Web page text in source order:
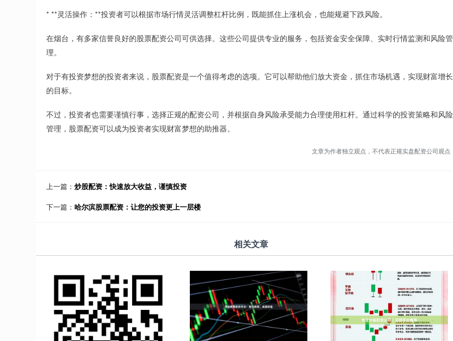
* **灵活操作：**投资者可以根据市场行情灵活调整杠杆比例，既能抓住上涨机会，也能规避下跌风险。
在烟台，有多家信誉良好的股票配资公司可供选择。这些公司提供专业的服务，包括资金安全保障、实时行情监测和风险管
理。
对于有投资梦想的投资者来说，股票配资是一个值得考虑的选项。它可以帮助他们放大资金，抓住市场机遇，实现财富增长
的目标。
不过，投资者也需要谨慎行事，选择正规的配资公司，并根据自身风险承受能力合理使用杠杆。通过科学的投资策略和风险
管理，股票配资可以成为投资者实现财富梦想的助推器。
文章为作者独立观点，不代表正规实盘配资公司观点
上一篇： 炒股配资：快速放大收益，谨慎投资
下一篇： 哈尔滨股票配资：让您的投资更上一层楼
相关文章